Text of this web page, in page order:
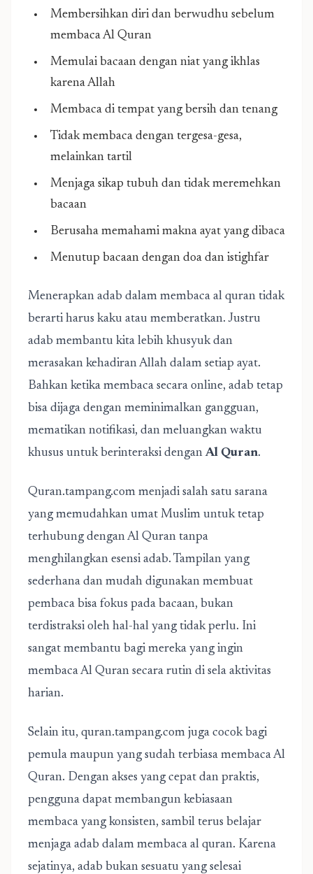
Membersihkan diri dan berwudhu sebelum
membaca Al Quran
Memulai bacaan dengan niat yang ikhlas
karena Allah
Membaca di tempat yang bersih dan tenang
Tidak membaca dengan tergesa-gesa,
melainkan tartil
Menjaga sikap tubuh dan tidak meremehkan
bacaan
Berusaha memahami makna ayat yang dibaca
Menutup bacaan dengan doa dan istighfar
Menerapkan adab dalam membaca al quran tidak
berarti harus kaku atau memberatkan. Justru
adab membantu kita lebih khusyuk dan
merasakan kehadiran Allah dalam setiap ayat.
Bahkan ketika membaca secara online, adab tetap
bisa dijaga dengan meminimalkan gangguan,
mematikan notifikasi, dan meluangkan waktu
khusus untuk berinteraksi denganAl Quran.
Quran.tampang.com menjadi salah satu sarana
yang memudahkan umat Muslim untuk tetap
terhubung dengan Al Quran tanpa
menghilangkan esensi adab. Tampilan yang
sederhana dan mudah digunakan membuat
pembaca bisa fokus pada bacaan, bukan
terdistraksi oleh hal-hal yang tidak perlu. Ini
sangat membantu bagi mereka yang ingin
membaca Al Quran secara rutin di sela aktivitas
harian.
Selain itu, quran.tampang.com juga cocok bagi
pemula maupun yang sudah terbiasa membaca Al
Quran. Dengan akses yang cepat dan praktis,
pengguna dapat membangun kebiasaan
membaca yang konsisten, sambil terus belajar
menjaga adab dalam membaca al quran. Karena
sejatinya, adab bukan sesuatu yang selesai